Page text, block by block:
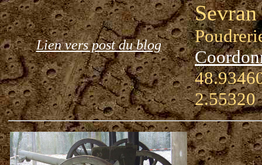
Lien vers post du blog
2.55320